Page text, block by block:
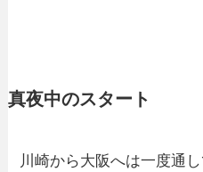
真夜中のスタート
川崎から大阪へは一度通